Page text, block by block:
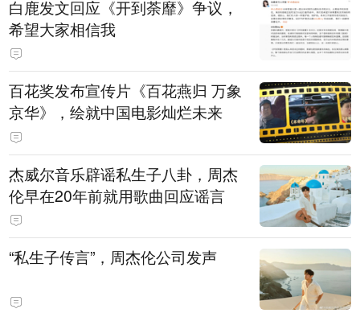
白鹿发文回应《开到荼靡》争议，
希望大家相信我
百花奖发布宣传片《百花燕归 万象
京华》，绘就中国电影灿烂未来
杰威尔音乐辟谣私生子八卦，周杰
伦早在20年前就用歌曲回应谣言
“私生子传言”，周杰伦公司发声